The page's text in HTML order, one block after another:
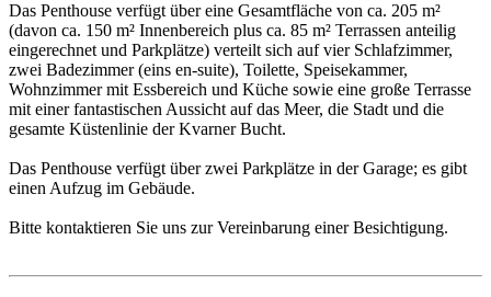
Das Penthouse verfügt über eine Gesamtfläche von ca. 205 m²
(davon ca. 150 m² Innenbereich plus ca. 85 m² Terrassen anteilig
eingerechnet und Parkplätze) verteilt sich auf vier Schlafzimmer,
zwei Badezimmer (eins en-suite), Toilette, Speisekammer,
Wohnzimmer mit Essbereich und Küche sowie eine große Terrasse
mit einer fantastischen Aussicht auf das Meer, die Stadt und die
gesamte Küstenlinie der Kvarner Bucht.
Das Penthouse verfügt über zwei Parkplätze in der Garage; es gibt
einen Aufzug im Gebäude.
Bitte kontaktieren Sie uns zur Vereinbarung einer Besichtigung.